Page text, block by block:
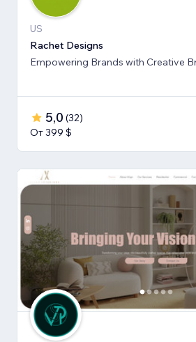
US
Rachet Designs
Empowering Brands with Creative
5,0 (32)
От 399 $